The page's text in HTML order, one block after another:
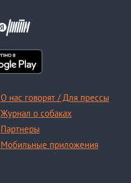
О нас говорят / Для прессы
Журнал о собаках
Партнеры
Мобильные приложения